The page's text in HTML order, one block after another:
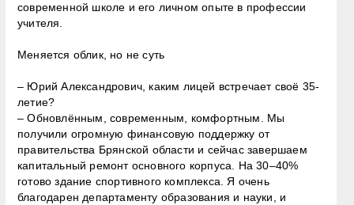
современной школе и его личном опыте в профессии
учителя.
Меняется облик, но не суть
– Юрий Александрович, каким лицей встречает своё 35-
летие?
– Обновлённым, современным, комфортным. Мы
получили огромную финансовую поддержку от
правительства Брянской области и сейчас завершаем
капитальный ремонт основного корпуса. На 30–40%
готово здание спортивного комплекса. Я очень
благодарен департаменту образования и науки, и